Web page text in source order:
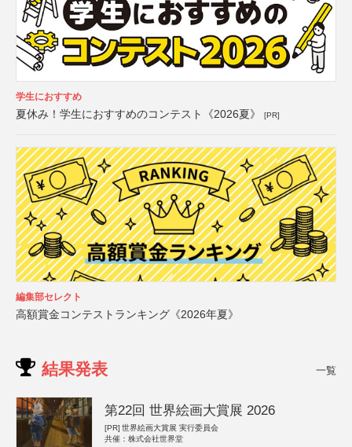
学生におすすめ
夏休み！学生におすすめのコンテスト《2026夏》 [PR]
編集部セレクト
高額賞金コンテストランキング《2026年夏》
結果発表 一覧
第22回 世界絵画大賞展 2026
[PR] 世界絵画大賞展 実行委員会
共催：株式会社世界堂